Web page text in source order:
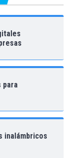
para
inalámbricos